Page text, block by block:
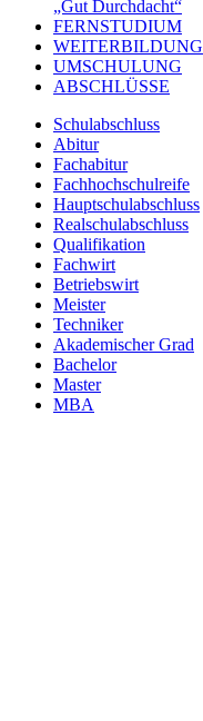
„Gut Durchdacht“
FERNSTUDIUM
WEITERBILDUNG
UMSCHULUNG
ABSCHLÜSSE
Schulabschluss
Abitur
Fachabitur
Fachhochschulreife
Hauptschulabschluss
Realschulabschluss
Qualifikation
Fachwirt
Betriebswirt
Meister
Techniker
Akademischer Grad
Bachelor
Master
MBA